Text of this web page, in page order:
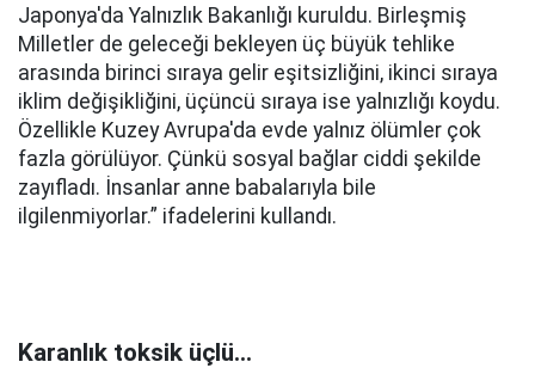
Japonya'da Yalnızlık Bakanlığı kuruldu. Birleşmiş
Milletler de geleceği bekleyen üç büyük tehlike
arasında birinci sıraya gelir eşitsizliğini, ikinci sıraya
iklim değişikliğini, üçüncü sıraya ise yalnızlığı koydu.
Özellikle Kuzey Avrupa'da evde yalnız ölümler çok
fazla görülüyor. Çünkü sosyal bağlar ciddi şekilde
zayıfladı. İnsanlar anne babalarıyla bile
ilgilenmiyorlar.” ifadelerini kullandı.
Karanlık toksik üçlü…